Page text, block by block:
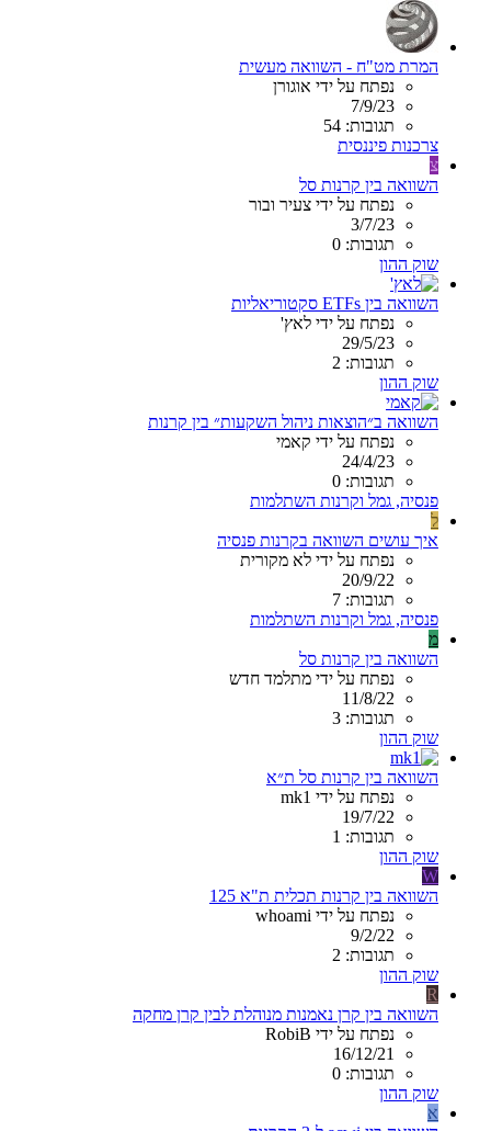
המרת מט"ח - השוואה מעשית
נפתח על ידי אוגורן
7/9/23
תגובות: 54
צרכנות פיננסית
צ
השוואה בין קרנות סל
נפתח על ידי צעיר ובור
3/7/23
תגובות: 0
שוק ההון
השוואה בין ETFs סקטוריאליות
נפתח על ידי לאץ'
29/5/23
תגובות: 2
שוק ההון
השוואה ב״הוצאות ניהול השקעות״ בין קרנות
נפתח על ידי קאמי
24/4/23
תגובות: 0
פנסיה, גמל וקרנות השתלמות
ל
איך עושים השוואה בקרנות פנסיה
נפתח על ידי לא מקורית
20/9/22
תגובות: 7
פנסיה, גמל וקרנות השתלמות
מ
השוואה בין קרנות סל
נפתח על ידי מתלמד חדש
11/8/22
תגובות: 3
שוק ההון
השוואה בין קרנות סל ת״א
נפתח על ידי mk1
19/7/22
תגובות: 1
שוק ההון
W
השוואה בין קרנות תכלית ת"א 125
נפתח על ידי whoami
9/2/22
תגובות: 2
שוק ההון
R
השוואה בין קרן נאמנות מנוהלת לבין קרן מחקה
נפתח על ידי RobiB
16/12/21
תגובות: 0
שוק ההון
א